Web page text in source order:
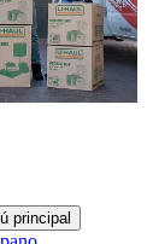
principal